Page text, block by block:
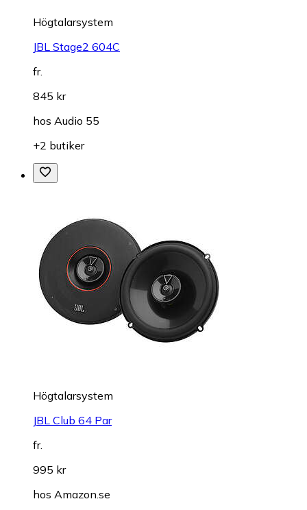
Högtalarsystem
JBL Stage2 604C
fr.
845 kr
hos Audio 55
+2 butiker
Högtalarsystem
JBL Club 64 Par
fr.
995 kr
hos Amazon.se